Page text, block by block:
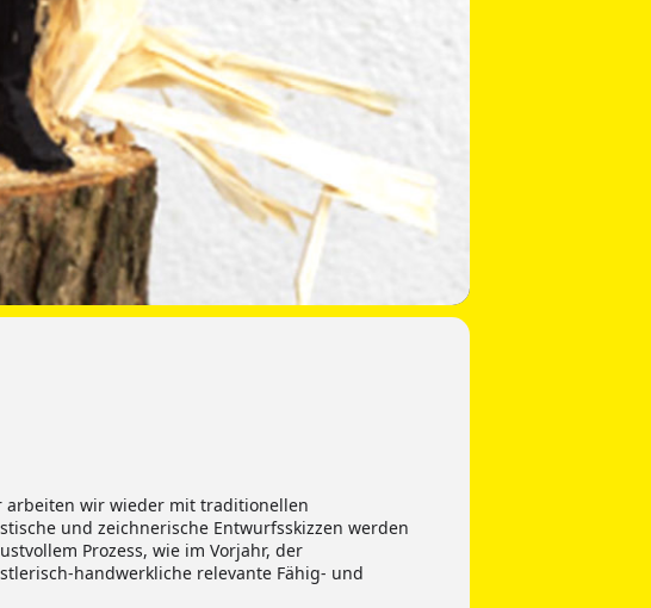
arbeiten wir wieder mit traditionellen
und zeichnerische Entwurfsskizzen werden
Prozess, wie im Vorjahr, der
handwerkliche relevante Fähig- und